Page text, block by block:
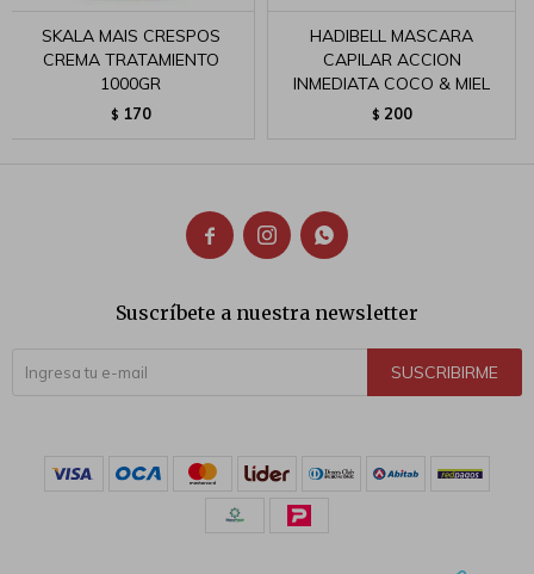
SKALA MAIS CRESPOS
CREMA TRATAMIENTO
1000GR
$ 170
HADIBELL MASCARA
CAPILAR ACCION
INMEDIATA COCO & MIEL
$ 200
  
Suscríbete a nuestra newsletter
SUSCRIBIRME